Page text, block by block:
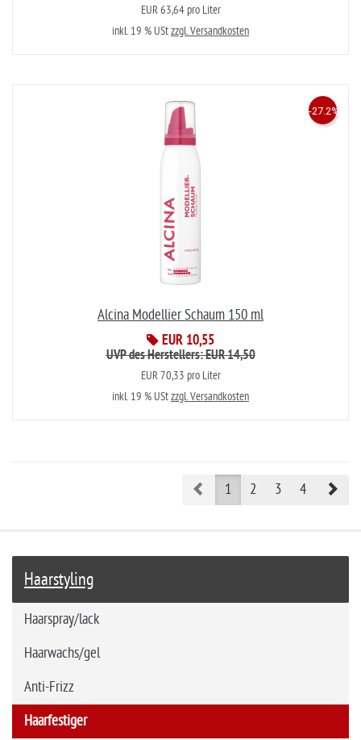
EUR 63,64 pro Liter
inkl. 19 % UStzzgl. Versandkosten
Alcina Modellier Schaum 150 ml
EUR 10,55
-27.2%
UVP des Herstellers: EUR 14,50
EUR 70,33 pro Liter
inkl. 19 % UStzzgl. Versandkosten
Prev1 2 3 4
Haarstyling
Haarspray/lack
Haarwachs/gel
Anti-Frizz
Haarfestiger